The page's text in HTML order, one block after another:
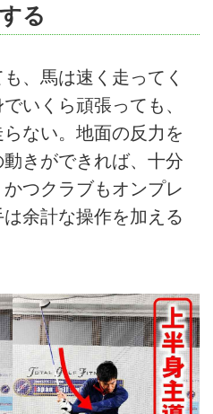
る
、馬は速く走ってく
いくら頑張っても、
ない。地面の反力を
きができれば、十分
つクラブもオンプレ
余計な操作を加える